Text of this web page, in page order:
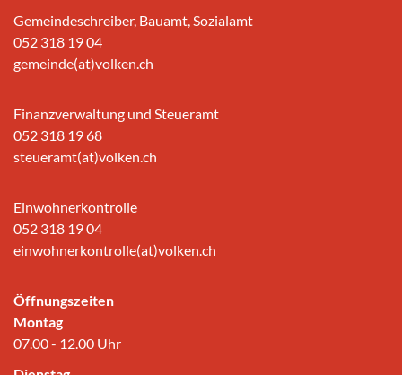
Gemeindeschreiber, Bauamt, Sozialamt
052 318 19 04
gemeinde(at)volken.ch
Finanzverwaltung und Steueramt
052 318 19 68
steueramt(at)volken.ch
Einwohnerkontrolle
052 318 19 04
einwohnerkontrolle(at)volken.ch
Öffnungszeiten
Montag
07.00 - 12.00 Uhr